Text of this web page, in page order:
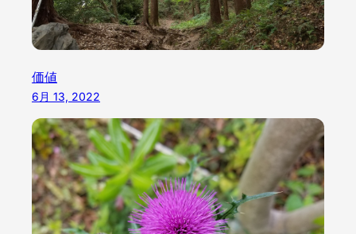
価値
6月 13, 2022